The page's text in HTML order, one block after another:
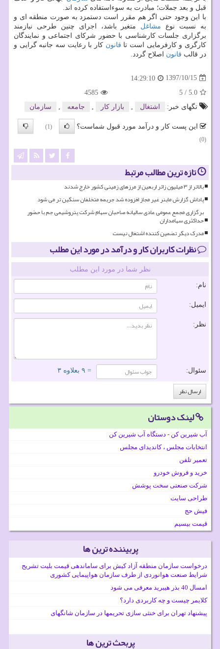
قبل و بعد جملات؛ مبادرت به سوءاستفاده كرده اند.
با این وجود حتی اگر هم مقرر است دستمزد به صورت منطقه ای و
به نسبت نوع مشاغل متغیر باشد، اجرای چنین طرحی نیازمند
برگزاری جلسات كارشناسی با حضور شركای اجتماعی و نمایندگان
كارگری و كارفرمایی است تا قانون كار با رعایت سه جانبه گرایی و
در قالب قانون اصلاح گردد.
1397/10/15
14:29:10
5.0
/
5
4585
تگهای خبر:
اشتغال , بازار كار , جامعه , سازمان
این پست کار و درآمد مورد قبول شماست؟
(1)
(0)
تازه ترین مطالب مرتبط
بالاتر از ۳ میلیون زائر اربعین از مرزهای زمینی کشور خارج شدند
پاداش گزارش ماینر غیر مجاز افزوده شد جریمه متخلفان سنگین تر می شود
برگزاری مجمع عمومی عادی سالیانه صاحبان سهام شرکت پتروشیمی جم با حضور
حداکثری سهامداران
مدرک دیگر تضمین کننده اشتغال نیست
نظرات کاربران کار و درآمد در مورد این مطلب
نظر شما در مورد این مطلب
نام:
ایمیل:
نظر:
سئوال: = ۹ بعلاوه ۳
لینک دوستان
آب شیرین کن - دستگاه آب شیرین کن
انتخابات مجلس ، کاندیدای مجلس
تعمیر تلفن
خرید و فروش خودرو
شرکت صنعتی سخت پوشش
طراحی سایت
فیش حج
قیمت بیسیم
پربیننده ترین ها
درخواست سازمان منطقه آزاد کیش برای ساماندهی قیمت بلیت تشریح
شرایط صنعت هوانوردی از طرف سازمان هواپیمایی کشوری
امسال 40 بذر هیبرید معرفی می شود
کلایمر چیست و چه کاربردی دارد؟
پیشنهاد تهران برای خنثی سازی تحریمها در سازمان شانگهای
پربحث ترین ها